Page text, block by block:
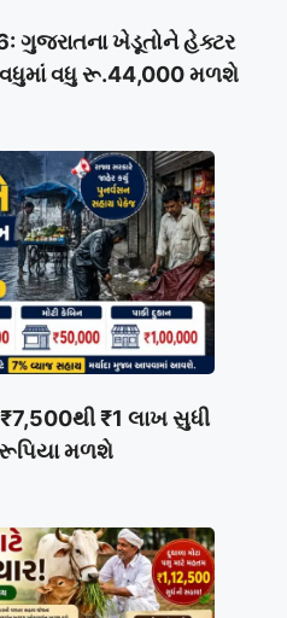
ગુજરાતના ખેડૂતોને હેક્ટર
વધુ રૂ.44,000 મળશે
₹1 લાખ સુધી
મળશે